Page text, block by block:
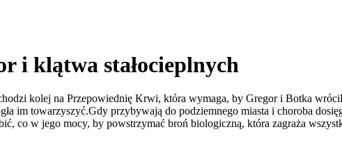
i klątwa stałocieplnych
kolej na Przepowiednię Krwi, która wymaga, by Gregor i Botka
im towarzyszyć.Gdy przybywają do podziemnego miasta i choroba
co w jego mocy, by powstrzymać broń biologiczną, która zagraża